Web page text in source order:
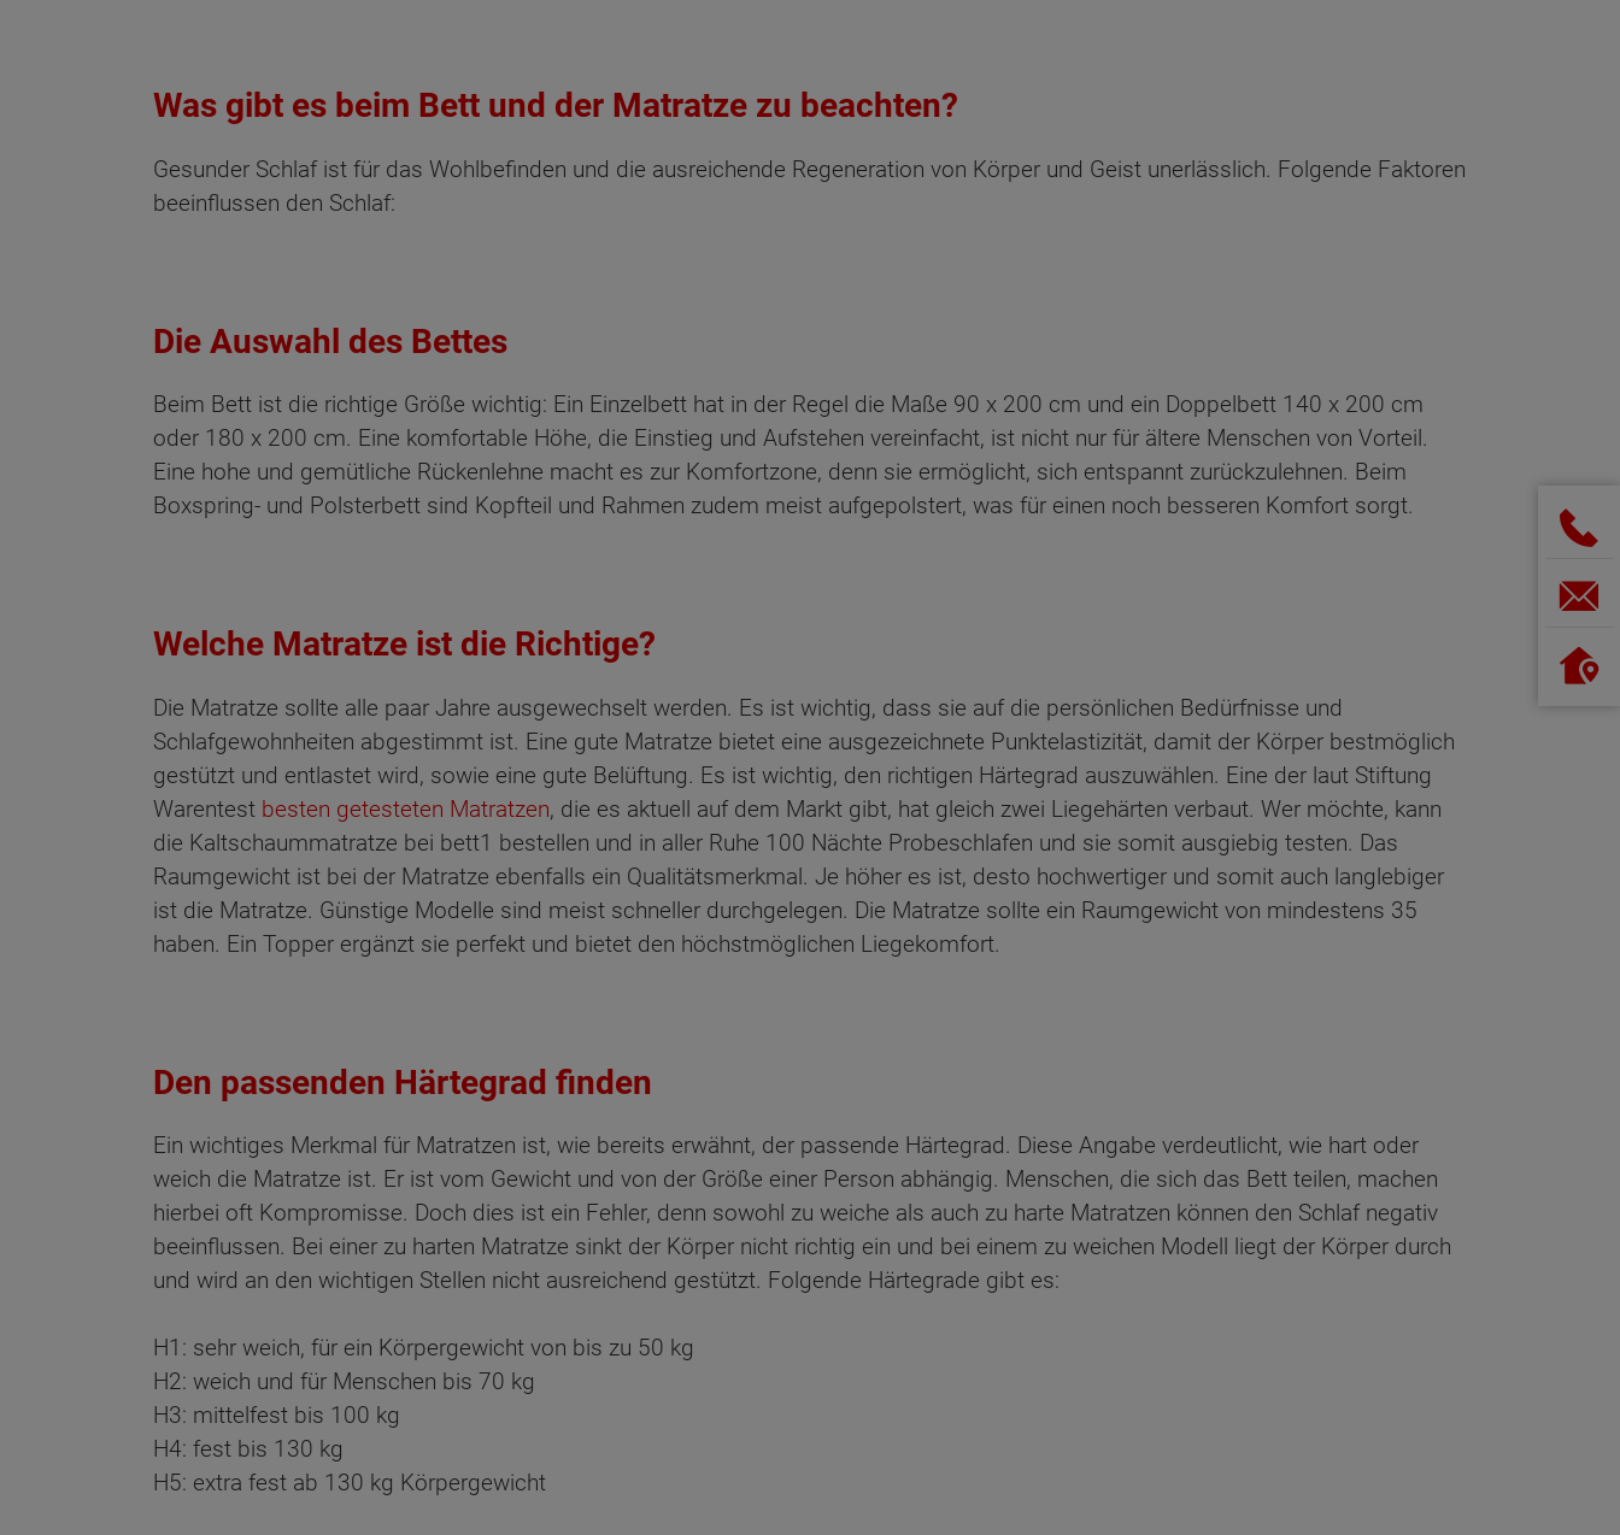
Was gibt es beim Bett und der Matratze zu beachten?
Gesunder Schlaf ist für das Wohlbefinden und die ausreichende Regeneration von Körper und Geist unerlässlich. Folgende Faktoren
beeinflussen den Schlaf:
Die Auswahl des Bettes
Beim Bett ist die richtige Größe wichtig: Ein Einzelbett hat in der Regel die Maße 90 x 200 cm und ein Doppelbett 140 x 200 cm
oder 180 x 200 cm. Eine komfortable Höhe, die Einstieg und Aufstehen vereinfacht, ist nicht nur für ältere Menschen von Vorteil.
Eine hohe und gemütliche Rückenlehne macht es zur Komfortzone, denn sie ermöglicht, sich entspannt zurückzulehnen. Beim
Boxspring- und Polsterbett sind Kopfteil und Rahmen zudem meist aufgepolstert, was für einen noch besseren Komfort sorgt.
Welche Matratze ist die Richtige?
Die Matratze sollte alle paar Jahre ausgewechselt werden. Es ist wichtig, dass sie auf die persönlichen Bedürfnisse und
Schlafgewohnheiten abgestimmt ist. Eine gute Matratze bietet eine ausgezeichnete Punktelastizität, damit der Körper bestmöglich
gestützt und entlastet wird, sowie eine gute Belüftung. Es ist wichtig, den richtigen Härtegrad auszuwählen. Eine der laut Stiftung
Warentest besten getesteten Matratzen, die es aktuell auf dem Markt gibt, hat gleich zwei Liegehärten verbaut. Wer möchte, kann
die Kaltschaummatratze bei bett1 bestellen und in aller Ruhe 100 Nächte Probeschlafen und sie somit ausgiebig testen. Das
Raumgewicht ist bei der Matratze ebenfalls ein Qualitätsmerkmal. Je höher es ist, desto hochwertiger und somit auch langlebiger
ist die Matratze. Günstige Modelle sind meist schneller durchgelegen. Die Matratze sollte ein Raumgewicht von mindestens 35
haben. Ein Topper ergänzt sie perfekt und bietet den höchstmöglichen Liegekomfort.
Den passenden Härtegrad finden
Ein wichtiges Merkmal für Matratzen ist, wie bereits erwähnt, der passende Härtegrad. Diese Angabe verdeutlicht, wie hart oder
weich die Matratze ist. Er ist vom Gewicht und von der Größe einer Person abhängig. Menschen, die sich das Bett teilen, machen
hierbei oft Kompromisse. Doch dies ist ein Fehler, denn sowohl zu weiche als auch zu harte Matratzen können den Schlaf negativ
beeinflussen. Bei einer zu harten Matratze sinkt der Körper nicht richtig ein und bei einem zu weichen Modell liegt der Körper durch
und wird an den wichtigen Stellen nicht ausreichend gestützt. Folgende Härtegrade gibt es:
H1: sehr weich, für ein Körpergewicht von bis zu 50 kg
H2: weich und für Menschen bis 70 kg
H3: mittelfest bis 100 kg
H4: fest bis 130 kg
H5: extra fest ab 130 kg Körpergewicht
Wonach möchten Sie suchen?